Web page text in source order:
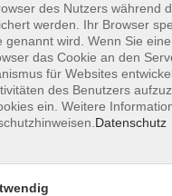
des Nutzers während
werden. Ihr Browser
genannt wird. Wenn Sie
das Cookie an den
für Websites
des Benutzers
ein. Weitere
Datenschutz